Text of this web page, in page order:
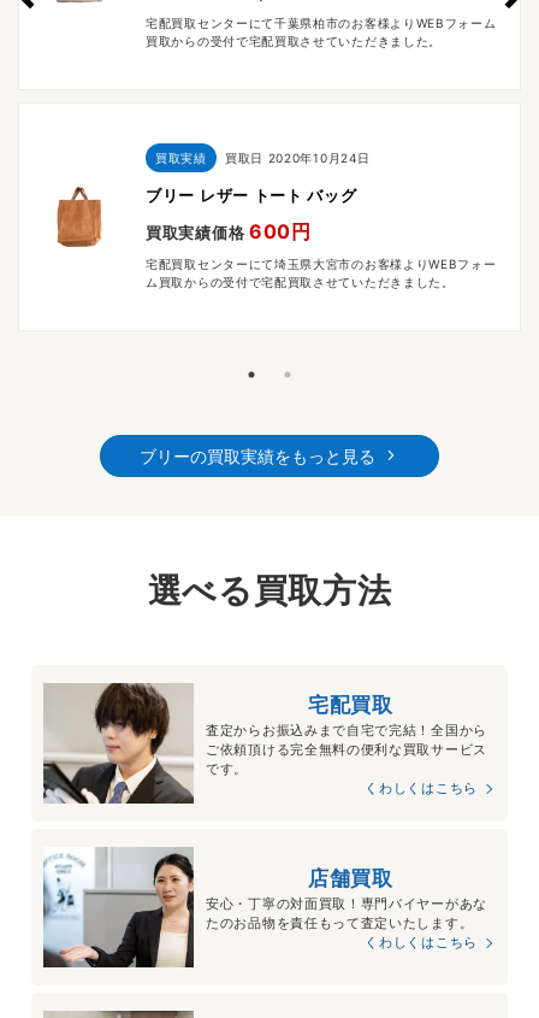
宅配買取センターにて千葉県柏市のお客様よりWEBフォーム
買取からの受付で宅配買取させていただきました。
買取実績 買取日 2020年10月24日
ブリー レザー トート バッグ
買取実績価格 600円
宅配買取センターにて埼玉県大宮市のお客様よりWEBフォー
ム買取からの受付で宅配買取させていただきました。
ブリーの買取実績をもっと見る
選べる買取方法
宅配買取
査定からお振込みまで自宅で完結！全国から
ご依頼頂ける完全無料の便利な買取サービス
です。
くわしくはこちら
店舗買取
安心・丁寧の対面買取！専門バイヤーがあな
たのお品物を責任もって査定いたします。
くわしくはこちら